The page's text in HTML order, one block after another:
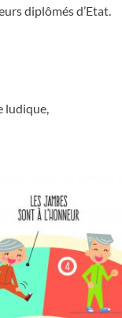
diplômés d’Etat.
ludique,